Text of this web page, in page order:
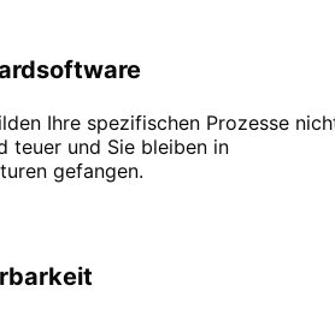
Ihre spezifischen Prozesse
teuer und Sie bleiben in
gefangen.